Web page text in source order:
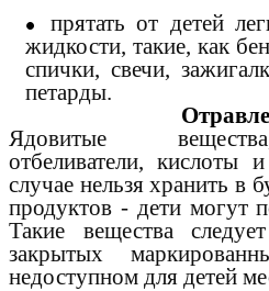
прятать от детей
жидкости, такие, как
спички, свечи,
петарды.
Ядовитые
отбеливатели,
случае нельзя хранить в
продуктов - дети могут
Такие вещества
закрытых
недоступном для детей